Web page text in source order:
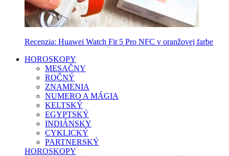
Recenzia: Huawei Watch Fit 5 Pro NFC v oranžovej farbe
HOROSKOPY
MESAČNY
ROČNÝ
ZNAMENIA
NUMERO A MÁGIA
KELTSKÝ
EGYPTSKÝ
INDIÁNSKY
CYKLICKÝ
PARTNERSKÝ
HOROSKOPY